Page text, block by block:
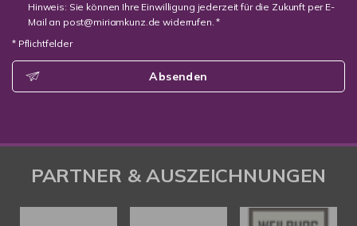
Hinweis: Sie können Ihre Einwilligung jederzeit für die Zukunft per E-
Mail an post@miriamkunz.de widerrufen. *
* Pflichtfelder
Absenden
PARTNER & AUSZEICHNUNGEN